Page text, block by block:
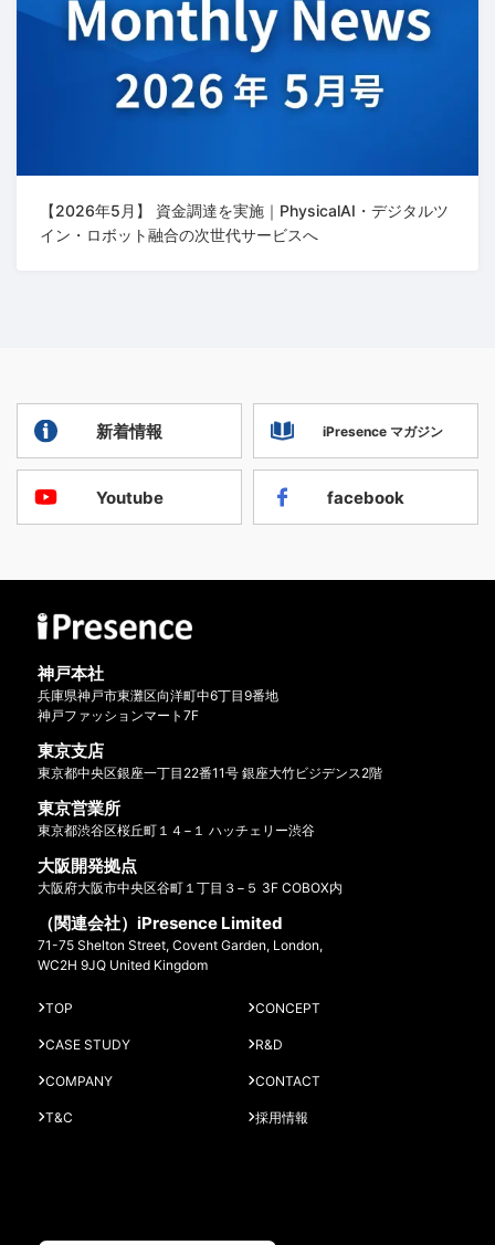
【2026年5月】 資金調達を実施｜PhysicalAI・デジタルツ
イン・ロボット融合の次世代サービスへ
新着情報 iPresence マガジン
Youtube facebook
神戸本社
兵庫県神戸市東灘区向洋町中6丁目9番地
神戸ファッションマート7F
東京支店
東京都中央区銀座一丁目22番11号 銀座大竹ビジデンス2階
東京営業所
東京都渋谷区桜丘町１４−１ ハッチェリー渋谷
大阪開発拠点
大阪府大阪市中央区谷町１丁目３−５ 3F COBOX内
（関連会社）iPresence Limited
71-75 Shelton Street, Covent Garden, London,
WC2H 9JQ United Kingdom
TOP CONCEPT
CASE STUDY R&D
COMPANY CONTACT
T&C 採用情報